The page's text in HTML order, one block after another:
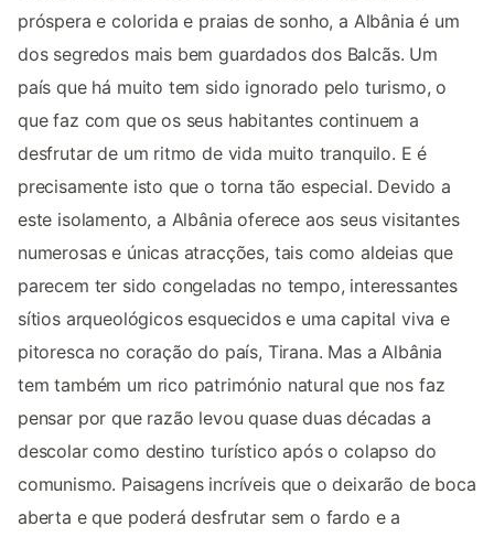
próspera e colorida e praias de sonho, a Albânia é um
dos segredos mais bem guardados dos Balcãs. Um
país que há muito tem sido ignorado pelo turismo, o
que faz com que os seus habitantes continuem a
desfrutar de um ritmo de vida muito tranquilo. E é
precisamente isto que o torna tão especial. Devido a
este isolamento, a Albânia oferece aos seus visitantes
numerosas e únicas atracções, tais como aldeias que
parecem ter sido congeladas no tempo, interessantes
sítios arqueológicos esquecidos e uma capital viva e
pitoresca no coração do país, Tirana. Mas a Albânia
tem também um rico património natural que nos faz
pensar por que razão levou quase duas décadas a
descolar como destino turístico após o colapso do
comunismo. Paisagens incríveis que o deixarão de boca
aberta e que poderá desfrutar sem o fardo e a